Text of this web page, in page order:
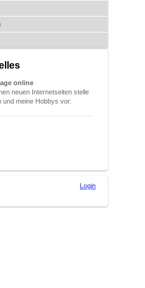
online
neuen Internetseiten stelle
und meine Hobbys vor.
Login